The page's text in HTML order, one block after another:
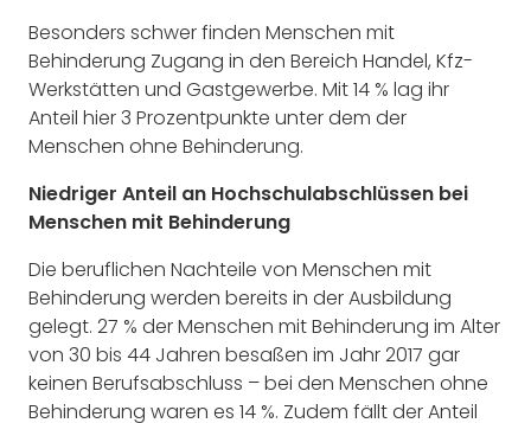
Besonders schwer finden Menschen mit
Behinderung Zugang in den Bereich Handel, Kfz-
Werkstätten und Gastgewerbe. Mit 14 % lag ihr
Anteil hier 3 Prozentpunkte unter dem der
Menschen ohne Behinderung.
Niedriger Anteil an Hochschulabschlüssen bei
Menschen mit Behinderung
Die beruflichen Nachteile von Menschen mit
Behinderung werden bereits in der Ausbildung
gelegt. 27 % der Menschen mit Behinderung im Alter
von 30 bis 44 Jahren besaßen im Jahr 2017 gar
keinen Berufsabschluss – bei den Menschen ohne
Behinderung waren es 14 %. Zudem fällt der Anteil